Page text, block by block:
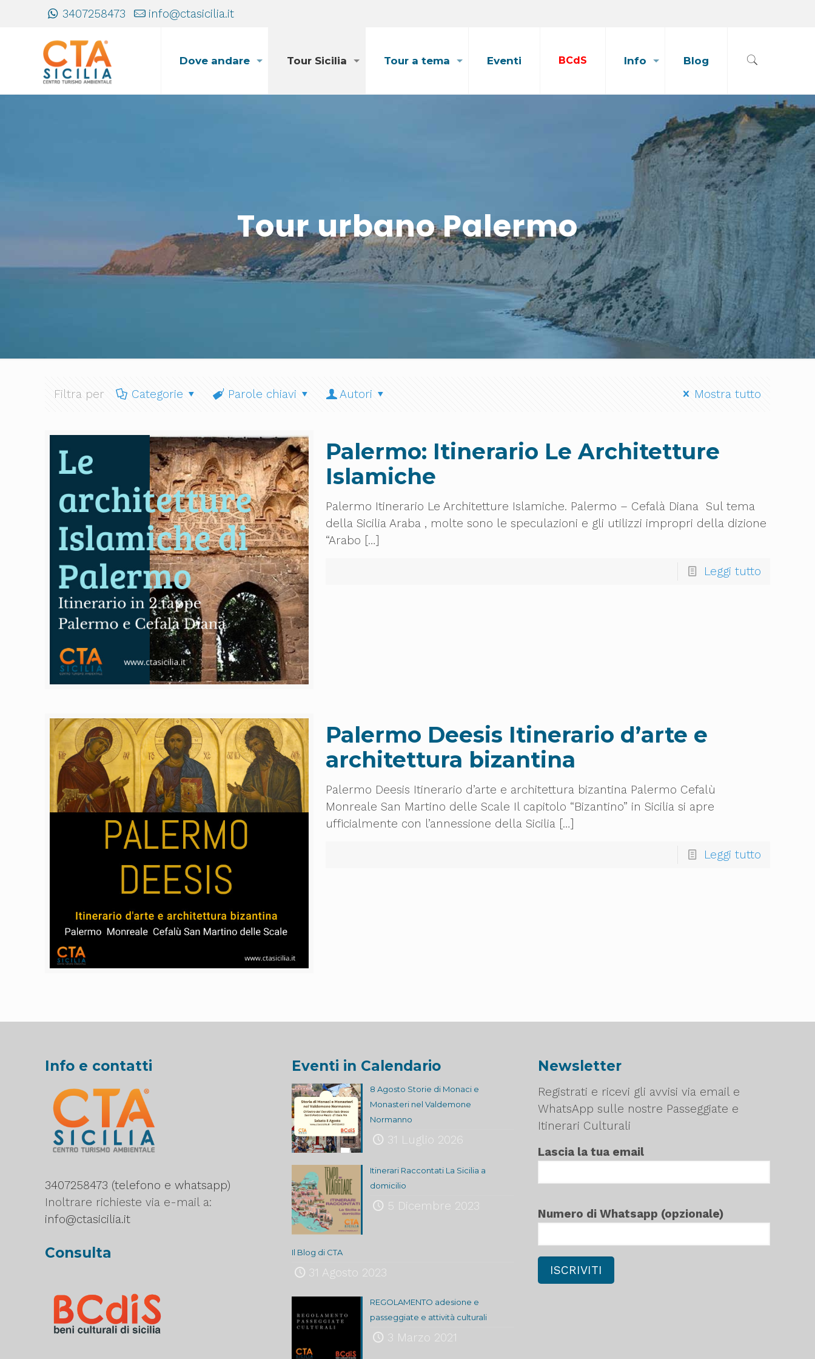
3407258473 info@ctasicilia.it
Dove andare Tour Sicilia Tour a tema Eventi BCdS Info Blog
Tour urbano Palermo
Filtra per Categorie Parole chiavi Autori Mostra tutto
Palermo: Itinerario Le Architetture
Islamiche
Palermo Itinerario Le Architetture Islamiche. Palermo – Cefalà Diana Sul tema
della Sicilia Araba , molte sono le speculazioni e gli utilizzi impropri della dizione
“Arabo […]
Leggi tutto
Palermo Deesis Itinerario d’arte e
architettura bizantina
Palermo Deesis Itinerario d’arte e architettura bizantina Palermo Cefalù
Monreale San Martino delle Scale Il capitolo “Bizantino” in Sicilia si apre
ufficialmente con l’annessione della Sicilia[…]
Leggi tutto
Info e contatti
3407258473 (telefono e whatsapp)
Inoltrare richieste via e-mail a:
info@ctasicilia.it
Consulta
Eventi in Calendario
8 Agosto Storie di Monaci e
Monasteri nel Valdemone
Normanno
31 Luglio 2026
Itinerari Raccontati La Sicilia a
domicilio
5 Dicembre 2023
Il Blog di CTA
31 Agosto 2023
REGOLAMENTO adesione e
passeggiate e attività culturali
3 Marzo 2021
Newsletter
Registrati e ricevi gli avvisi via email e
WhatsApp sulle nostre Passeggiate e
Itinerari Culturali
Lascia la tua email
Numero di Whatsapp (opzionale)